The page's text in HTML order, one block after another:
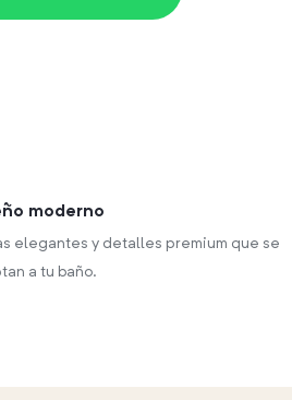
moderno
elegantes y detalles premium que se
a tu baño.